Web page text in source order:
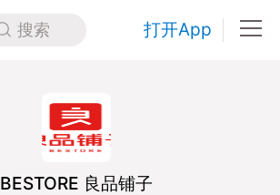
搜索 打开App
BESTORE 良品铺子